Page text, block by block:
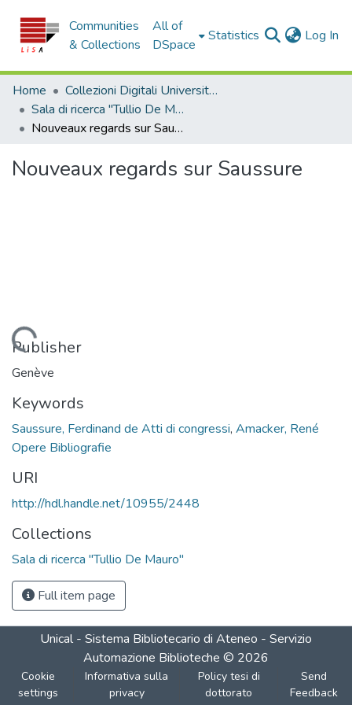
Communities
& Collections
All of
DSpace
Statistics Log In
Home
Collezioni Digitali Università della Calabria
Sala di ricerca "Tullio De Mauro"
Nouveaux regards sur Saussure
Nouveaux regards sur Saussure
Loading...
Publisher
Genève
Keywords
Saussure, Ferdinand de Atti di congressi, Amacker, René
Opere Bibliografie
URI
http://hdl.handle.net/10955/2448
Collections
Sala di ricerca "Tullio De Mauro"
Full item page
Unical - Sistema Bibliotecario di Ateneo - Servizio
Automazione Biblioteche © 2026
Cookie
settings
Informativa sulla
privacy
Policy tesi di
dottorato
Send
Feedback